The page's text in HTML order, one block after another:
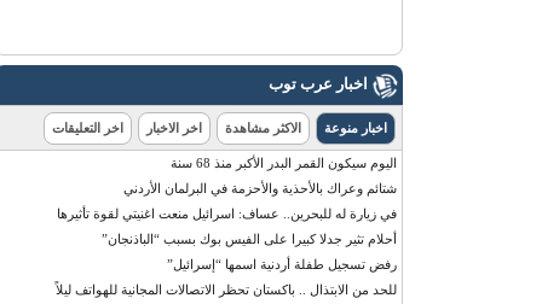
اخبار عرب توب
اخبار منوعة الاكثر مشاهدة اخر الاخبار اخر التعليقات
اليوم سيكون القمر البدر الأكبر منذ 68 سنة
شتائم وعراك بالأحذية والأحزمة في البرلمان الأردني
في زيارة له للبحرين.. عساف: اسرائيل منعت اغنيتي لقوة تأثيرها
أحلام تثير جدلا كبيرا على الفيس بوك بسبب “الباذنجان”
رفض تسجيل طفلة أردنية اسمها “إسرائيل”
للحد من الابتذال .. باكستان تحظر الاتصالات المجانية للهواتف ليلاً